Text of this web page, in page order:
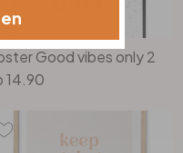
Good vibes only 2
14.90